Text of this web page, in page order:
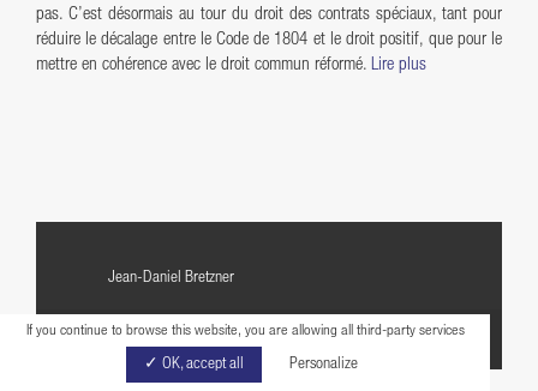
pas. C’est désormais au tour du droit des contrats spéciaux, tant pour
réduire le décalage entre le Code de 1804 et le droit positif, que pour le
mettre en cohérence avec le droit commun réformé. Lire plus
RETOUR
Jean-Daniel Bretzner
If you continue to browse this website, you are allowing all third-party services
✓ OK, accept all Personalize